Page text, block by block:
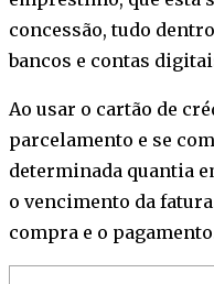
concessão, tudo
bancos e contas
Ao usar o cartão de
parcelamento e se
determinada quantia
o vencimento da
compra e o